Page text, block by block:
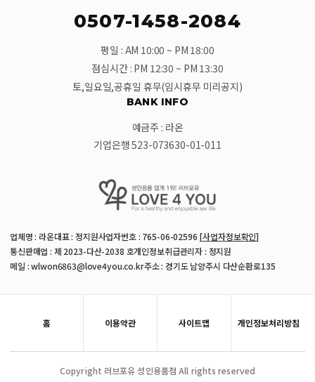
0507-1458-2084
평일 : AM 10:00 ~ PM 18:00
점심시간 : PM 12:30 ~ PM 13:30
토,일요일,공휴일 휴무(임시휴무 미리공지)
BANK INFO
예금주 : 라온
기업은행 523-073630-01-011
업체명 : 라온대표 : 정지원사업자번호 : 765-06-02596 [사업자정보확인]
통신판매업 : 제 2023-다산-2038 호개인정보취급관리자 : 정지원
메일 : wlwon6863@love4you.co.kr주소 : 경기도 남양주시 다산순환로135
홈 이용약관 사이트맵 개인정보처리방침
Copyright 러브포유 성인용품점 All rights reserved